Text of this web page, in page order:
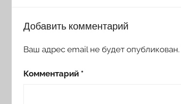
Добавить комментарий
Ваш адрес email не будет опубликован.
Комментарий *